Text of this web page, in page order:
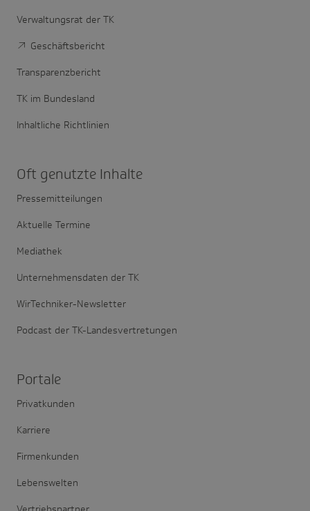
Verwaltungsrat der TK
Geschäftsbericht
Transparenzbericht
TK im Bundesland
Inhaltliche Richtlinien
Oft genutzte Inhalte
Pressemitteilungen
Aktuelle Termine
Mediathek
Unternehmensdaten der TK
WirTechniker-Newsletter
Podcast der TK-Landesvertretungen
Portale
Privatkunden
Karriere
Firmenkunden
Lebenswelten